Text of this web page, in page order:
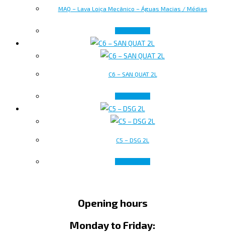
MAQ – Lava Loiça Mecânico – Águas Macias / Médias
C6 – SAN QUAT 2L
C5 – DSG 2L
Opening hours
Monday to Friday: